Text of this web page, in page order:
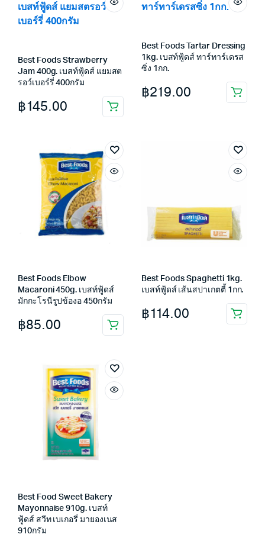
Best Foods Strawberry
Jam 400g. เบสท์ฟู้ดส์ แยมสต
รอว์เบอร์รี่ 400กรัม
฿145.00
Best Foods Tartar Dressing
1kg. เบสท์ฟู้ดส์ ทาร์ทาร์เดรส
ซิ่ง 1กก.
฿219.00
Best Foods Elbow
Macaroni 450g. เบสท์ฟู้ดส์
มักกะโรนีรูปข้องอ 450กรัม
฿85.00
Best Foods Spaghetti 1kg.
เบสท์ฟู้ดส์ เส้นสปาเกตตี้ 1กก.
฿114.00
Best Food Sweet Bakery
Mayonnaise 910g. เบสท์
ฟู้ดส์ สวีท เบเกอรี่ มายองเนส
910กรัม